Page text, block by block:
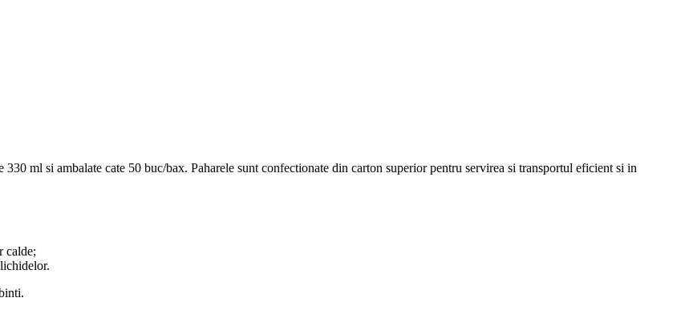
ml si ambalate cate 50 buc/bax. Paharele sunt confectionate din carton superior pentru servirea si transportul eficient si in
calde;